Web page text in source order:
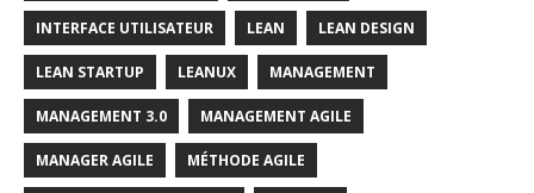
INTERFACE UTILISATEUR LEAN LEAN DESIGN
LEAN STARTUP LEANUX MANAGEMENT
MANAGEMENT 3.0 MANAGEMENT AGILE
MANAGER AGILE MÉTHODE AGILE